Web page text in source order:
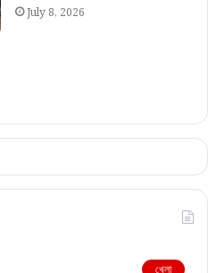
July 8, 2026
খেলা